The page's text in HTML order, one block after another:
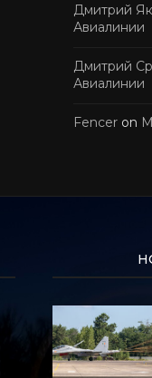
Дмитрий
Авиалинии
Дмитрий
Авиалинии
Fencer on